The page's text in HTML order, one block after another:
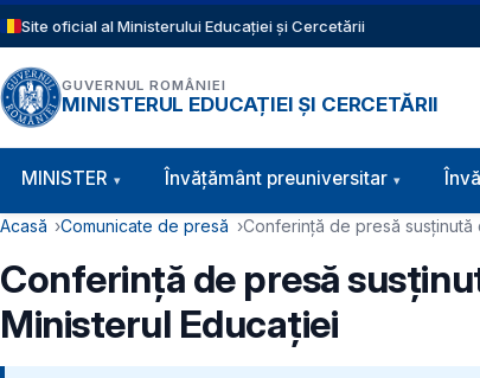
Sari la conținutul principal
Site oficial al Ministerului Educației și Cercetării
GUVERNUL ROMÂNIEI
MINISTERUL EDUCAȚIEI ȘI CERCETĂRII
Navigație principală
MINISTER Învăţământ preuniversitar
Cale de navigare
Acasă Comunicate de presă Conferință de presă susținută
Conferință de presă
Ministerul Educației